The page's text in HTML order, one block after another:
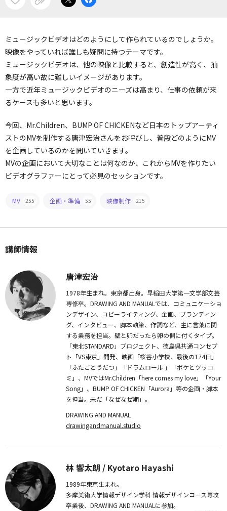
ミュージックビデオはどのようにして作られているのでしょうか。
映像をやっていれば誰しも疑問に持つテーマです。
ミュージックビデオは、他の映像と比較すると、創造性が高く、抽
象度が高い故に難しいイメージがあります。
一方で近年ミュージックビデオのニーズは高まり、仕事の依頼が来
るケースも多いと思います。
今回、Mr.Children、BUMP OF CHICKENなど日本のトップアーティ
ストのMVを制作する唐津宏治さんをお呼びし、普段どのようにMV
を企画しているのかを聞いていきます。
MVの企画において大切なことは何なのか、これからMVを作りたい
ビデオグラファーにとって必見のセッションです。
MV 255 企画・準備 55 映像制作 215
講師情報
唐津宏治
1978年生まれ。東京都出身。早稲田大学第一文学部文芸
専修卒。DRAWING AND MANUALでは、コミュニケーショ
ンデザイン、コピーライティング、企画、ブランディン
グ、インタビュー、脚本執筆、作詞など、主に言葉に関
する業務を担当。壁と卵だったら卵の側に付くタイプ。
「東北STANDARD」プロジェクト、徳島県共通コンセプ
ト「VS東京」開発、映画「桜谷小学校、最後の174日」
「ふたごとうだつ」「ドラムロール 」「ボケとツッコ
ミ」、MVではMr.Children「here comes my love」「Your
Song」、BUMP OF CHICKEN「Aurora」等の企画・脚本
を担当。未だ「なぜなぜ期」。
DRAWING AND MANUAL
drawingandmanual.studio
林 響太朗 / Kyotaro Hayashi
1989年東京生まれ。
多摩美術大学情報デザイン学科 情報デザインコース専攻
卒業後、DRAWING AND MANUALに参加。